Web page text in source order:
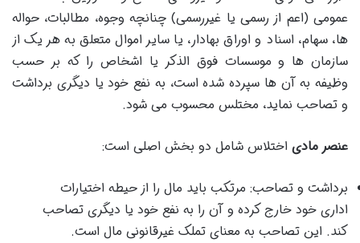
عمومی (اعم از رسمی یا غیررسمی) چنانچه وجوه، مطالبات، حواله
ها، سهام، اسناد و اوراق بهادار، یا سایر اموال متعلق به هر یک از
سازمان ها و موسسات فوق الذکر یا اشخاص را که بر حسب
وظیفه به آن ها سپرده شده است، به نفع خود یا دیگری برداشت
و تصاحب نماید، مختلس محسوب می شود.
عنصر مادی اختلاس شامل دو بخش اصلی است:
برداشت و تصاحب: مرتکب باید مال را از حیطه اختیارات
اداری خود خارج کرده و آن را به نفع خود یا دیگری تصاحب
کند. این تصاحب به معنای تملک غیرقانونی مال است.